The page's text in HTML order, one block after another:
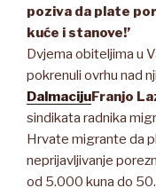
poziva da plate
kuće i stanove!’
Dvjema obiteljima u
pokrenuli ovrhu nad
DalmacijuFranjo
sindikata radnika
Hrvate migrante da
neprijavljivanje
od 5.000 kuna do